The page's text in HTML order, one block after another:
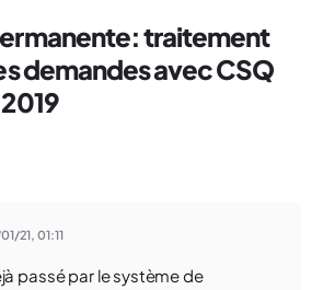
traitement
demandes avec CSQ
21,01:11
passé par le système de